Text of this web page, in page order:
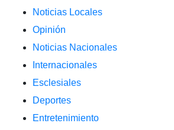
Noticias Locales
Opinión
Noticias Nacionales
Internacionales
Esclesiales
Deportes
Entretenimiento